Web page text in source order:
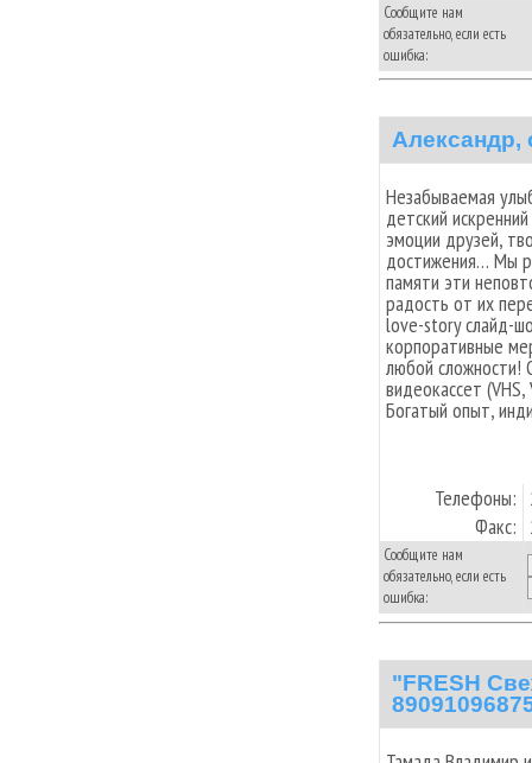
Сообщите нам
обязательно, если есть
ошибка:
Александр,
Незабываемая
детский
эмоции друзей,
достижения… Мы
памяти эти
радость от их
love-story слайд-
корпоративные
любой
видеокассет
Богатый опыт,
Телефоны:
Факс:
Сообщите нам
обязательно, если есть
ошибка:
"FRESH